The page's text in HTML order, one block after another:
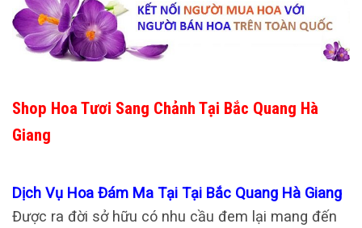
Shop Hoa Tươi Sang Chảnh Tại Bắc Quang Hà
Giang
Dịch Vụ Hoa Đám Ma Tại Tại Bắc Quang Hà Giang
Được ra đời sở hữu có nhu cầu đem lại mang đến